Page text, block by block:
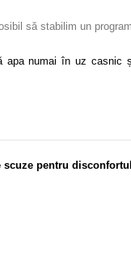
să stabilim un
numai în uz
scuze pentru